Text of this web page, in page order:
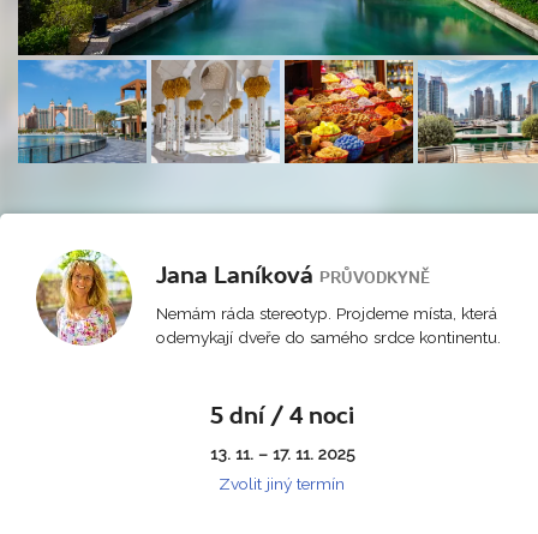
Jana Laníková PRŮVODKYNĚ
Nemám ráda stereotyp. Projdeme místa, která
odemykají dveře do samého srdce kontinentu.
5 dní / 4 noci
13. 11. – 17. 11. 2025
Zvolit jiný termín